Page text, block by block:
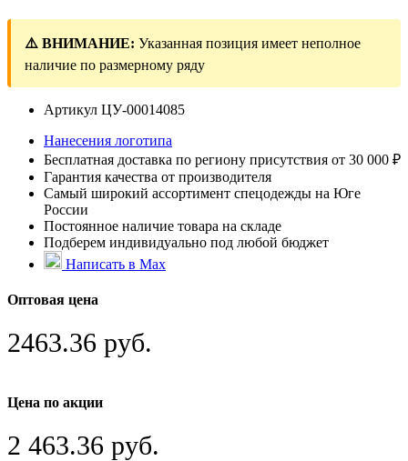
⚠️ ВНИМАНИЕ: Указанная позиция имеет неполное
наличие по размерному ряду
Артикул ЦУ-00014085
Нанесения логотипа
Бесплатная доставка по региону присутствия от 30 000 ₽
Гарантия качества от производителя
Самый широкий ассортимент спецодежды на Юге
России
Постоянное наличие товара на складе
Подберем индивидуально под любой бюджет
Написать в Max
Оптовая цена
2463.36 руб.
Цена по акции
2 463.36 руб.